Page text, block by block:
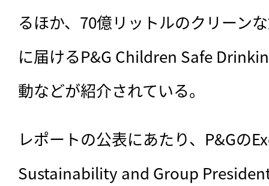
るほか、70億リットルのクリーン
に届けるP&G Children Safe
動などが紹介されている。
レポートの公表にあたり、P&Gの
Sustainability and Group